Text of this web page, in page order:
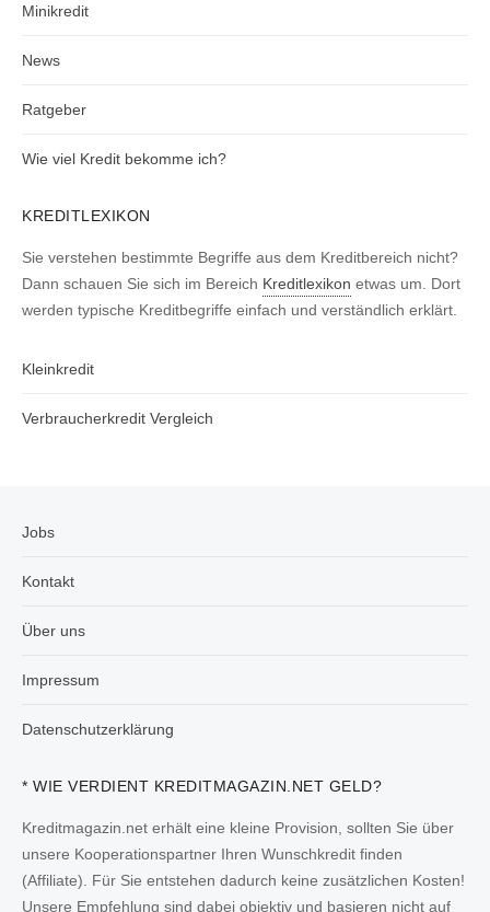
Minikredit
News
Ratgeber
Wie viel Kredit bekomme ich?
KREDITLEXIKON
Sie verstehen bestimmte Begriffe aus dem Kreditbereich nicht?
Dann schauen Sie sich im Bereich Kreditlexikon etwas um. Dort
werden typische Kreditbegriffe einfach und verständlich erklärt.
Kleinkredit
Verbraucherkredit Vergleich
Jobs
Kontakt
Über uns
Impressum
Datenschutzerklärung
* WIE VERDIENT KREDITMAGAZIN.NET GELD?
Kreditmagazin.net erhält eine kleine Provision, sollten Sie über
unsere Kooperationspartner Ihren Wunschkredit finden
(Affiliate). Für Sie entstehen dadurch keine zusätzlichen Kosten!
Unsere Empfehlung sind dabei objektiv und basieren nicht auf